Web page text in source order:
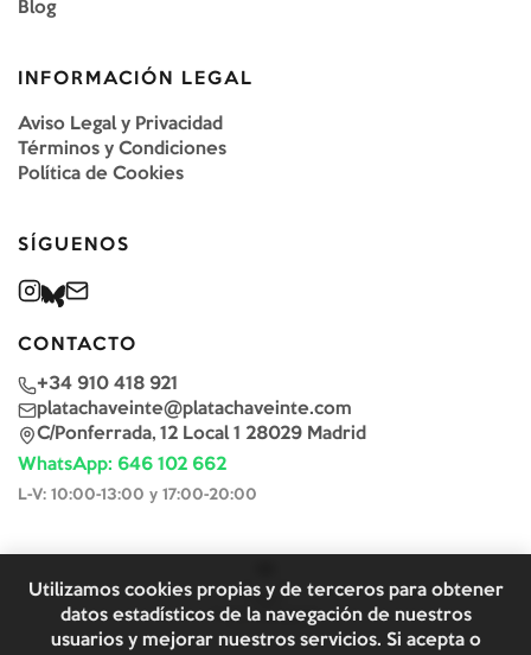
Blog
INFORMACIÓN LEGAL
Aviso Legal y Privacidad
Términos y Condiciones
Política de Cookies
SÍGUENOS
CONTACTO
+34 910 418 921
platachaveinte@platachaveinte.com
C/Ponferrada, 12 Local 1 28029 Madrid
WhatsApp: 646 102 662
L-V: 10:00-13:00 y 17:00-20:00
Utilizamos cookies propias y de terceros para obtener
datos estadísticos de la navegación de nuestros
usuarios y mejorar nuestros servicios. Si acepta o